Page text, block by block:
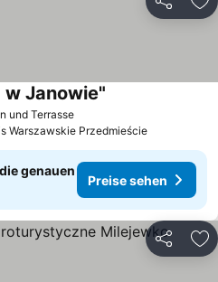
Teilen
und Terrasse
w Janowie"
Warszawskie Przedmieście
genauen
Preise sehen
Teilen